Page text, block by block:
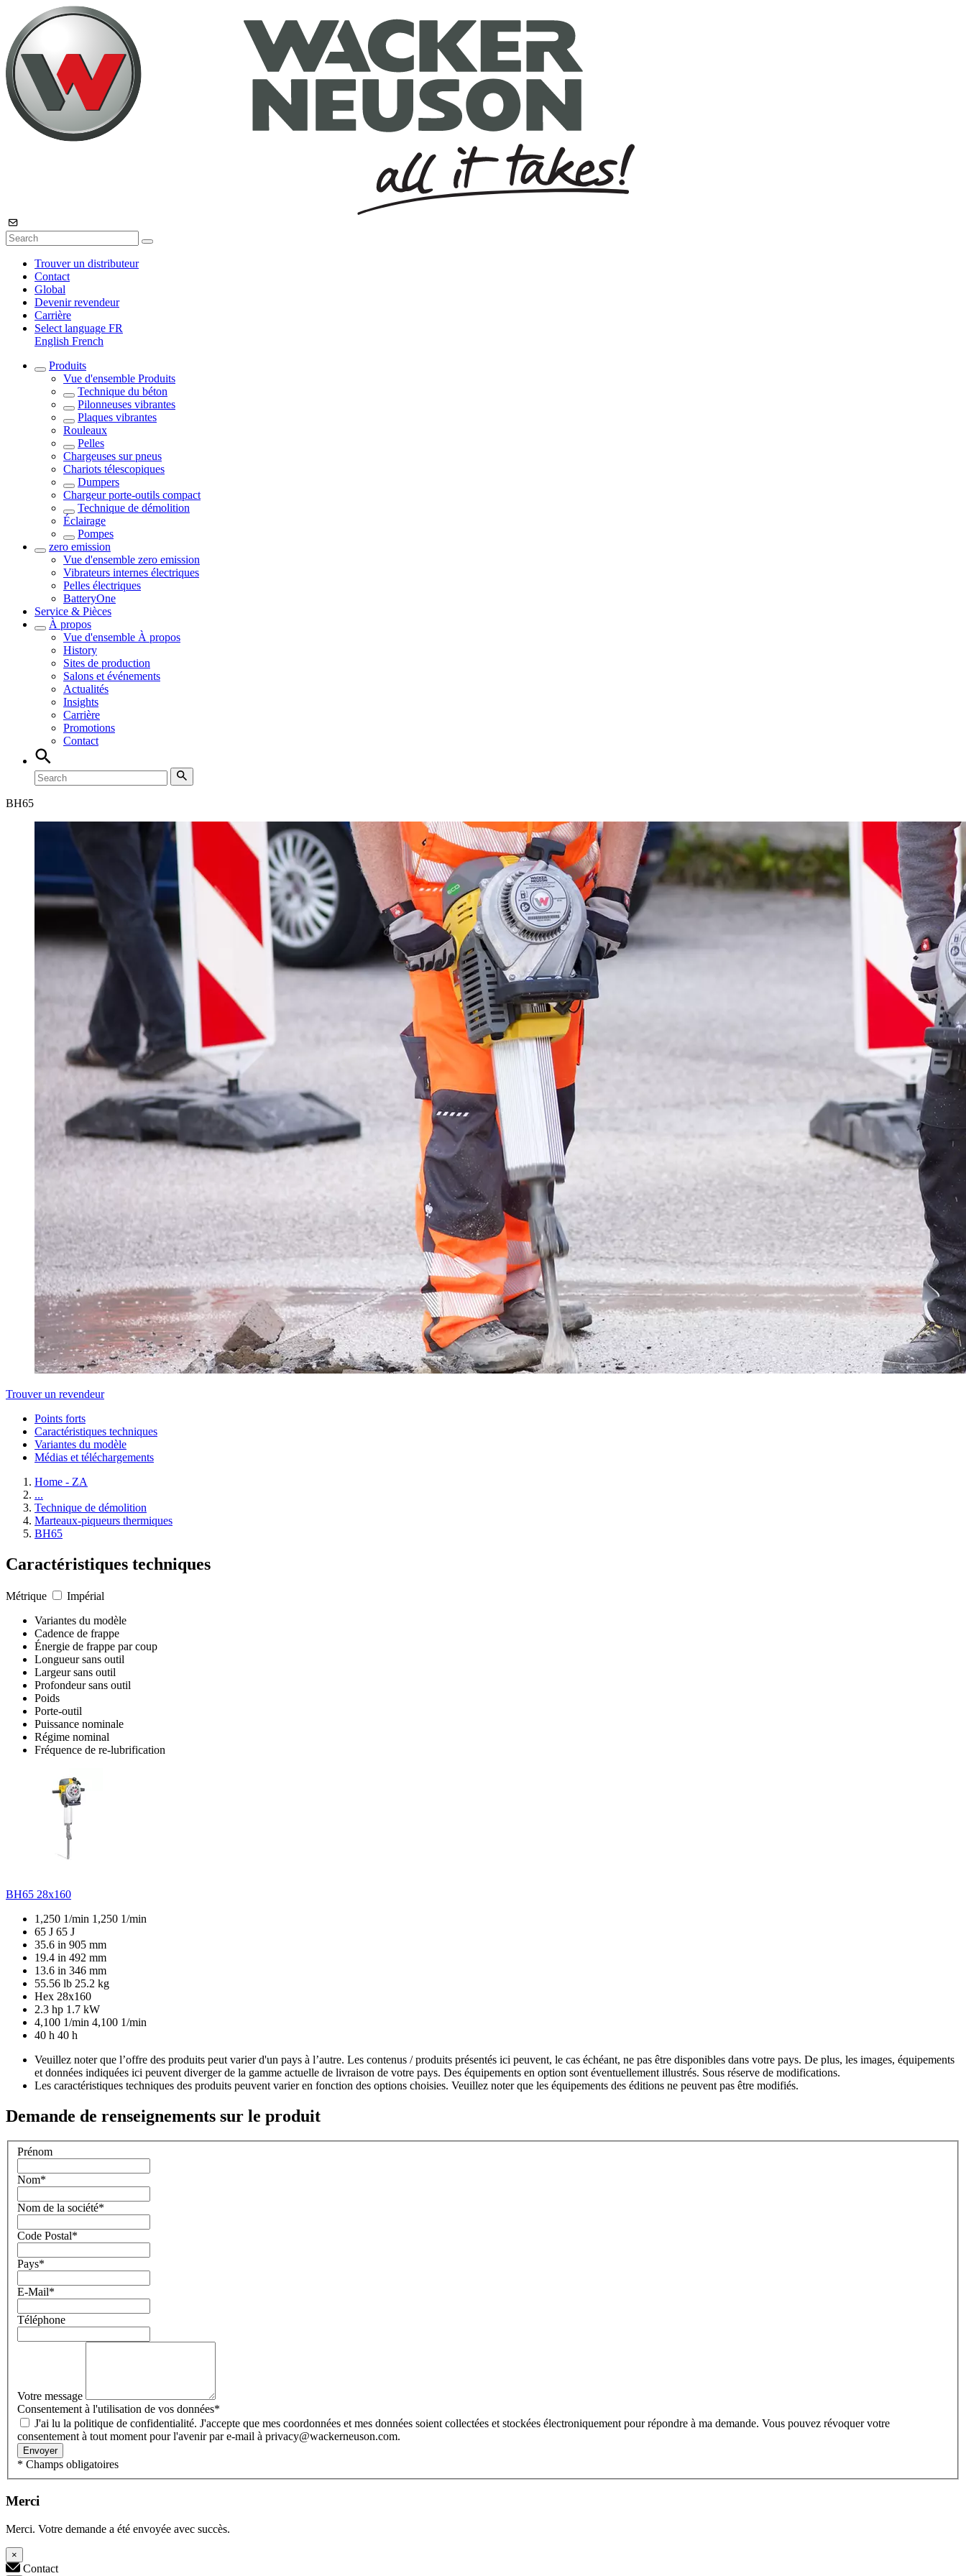
Trouver un distributeur
Contact
Global
Devenir revendeur
Carrière
Select language FR
English French
Produits
Vue d'ensemble Produits
Technique du béton
Pilonneuses vibrantes
Plaques vibrantes
Rouleaux
Pelles
Chargeuses sur pneus
Chariots télescopiques
Dumpers
Chargeur porte-outils compact
Technique de démolition
Éclairage
Pompes
zero emission
Vue d'ensemble zero emission
Vibrateurs internes électriques
Pelles électriques
BatteryOne
Service & Pièces
À propos
Vue d'ensemble À propos
History
Sites de production
Salons et événements
Actualités
Insights
Carrière
Promotions
Contact
BH65
Trouver un revendeur
Points forts
Caractéristiques techniques
Variantes du modèle
Médias et téléchargements
Home - ZA
...
Technique de démolition
Marteaux-piqueurs thermiques
BH65
Caractéristiques techniques
Métrique
Impérial
Variantes du modèle
Cadence de frappe
Énergie de frappe par coup
Longueur sans outil
Largeur sans outil
Profondeur sans outil
Poids
Porte-outil
Puissance nominale
Régime nominal
Fréquence de re-lubrification
BH65 28x160
1,250 1/min 1,250 1/min
65 J 65 J
35.6 in 905 mm
19.4 in 492 mm
13.6 in 346 mm
55.56 lb 25.2 kg
Hex 28x160
2.3 hp 1.7 kW
4,100 1/min 4,100 1/min
40 h 40 h
Veuillez noter que l’offre des produits peut varier d'un pays à l’autre. Les contenus / produits présentés ici peuvent, le cas échéant, ne pas être disponibles dans votre pays. De plus, les images, équipements
et données indiquées ici peuvent diverger de la gamme actuelle de livraison de votre pays. Des équipements en option sont éventuellement illustrés. Sous réserve de modifications.
Les caractéristiques techniques des produits peuvent varier en fonction des options choisies. Veuillez noter que les équipements des éditions ne peuvent pas être modifiés.
Demande de renseignements sur le produit
Prénom
Nom*
Nom de la société*
Code Postal*
Pays*
E-Mail*
Téléphone
Votre message
Consentement à l'utilisation de vos données*
consentement à tout moment pour l'avenir par e-mail à privacy@wackerneuson.com.
Envoyer
* Champs obligatoires
Merci
Merci. Votre demande a été envoyée avec succès.
×
Contact